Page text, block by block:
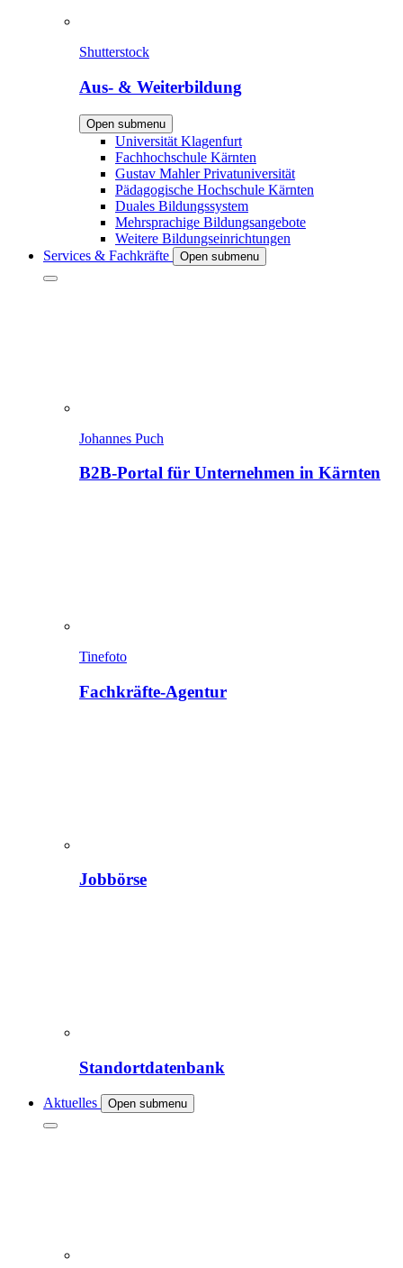
Shutterstock
Aus- & Weiterbildung
Open submenu
Universität Klagenfurt
Fachhochschule Kärnten
Gustav Mahler Privatuniversität
Pädagogische Hochschule Kärnten
Duales Bildungssystem
Mehrsprachige Bildungsangebote
Weitere Bildungseinrichtungen
Services & Fachkräfte
Open submenu
Johannes Puch
B2B-Portal für Unternehmen in Kärnten
Tinefoto
Fachkräfte-Agentur
Jobbörse
Standortdatenbank
Aktuelles Open submenu